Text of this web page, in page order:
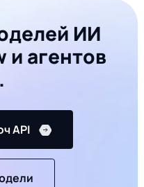
ИИ
и агентов
API